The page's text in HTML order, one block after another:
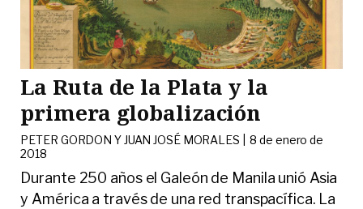
La Ruta de la Plata y la
primera globalización
PETER GORDON Y JUAN JOSÉ MORALES |8 de enero de
2018
Durante 250 años el Galeón de Manila unió Asia
y América a través de una red transpacífica. La